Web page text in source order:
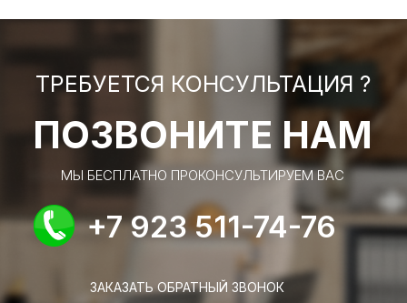
ТРЕБУЕТСЯ КОНСУЛЬТАЦИЯ ?
ПОЗВОНИТЕ НАМ
МЫ БЕСПЛАТНО ПРОКОНСУЛЬТИРУЕМ ВАС
+7 923 511-74-76
ЗАКАЗАТЬ ОБРАТНЫЙ ЗВОНОК